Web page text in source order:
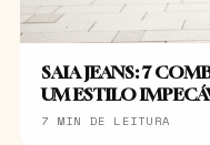
SAIA JEANS: 7
UM ESTILO
7 MIN DE LEITURA